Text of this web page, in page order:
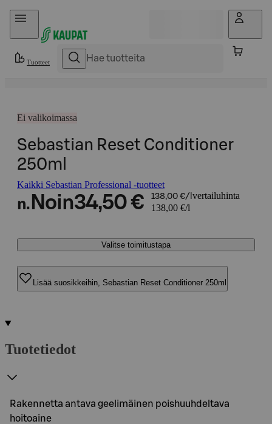
Hyppää sisältöön
Tuotteet
Ei valikoimassa
Sebastian Reset Conditioner
250ml
Kaikki Sebastian Professional -tuotteet
n. Noin34,50 € 138,00 €/l vertailuhinta
138,00 €/l
Valitse toimitustapa
Lisää suosikkeihin, Sebastian Reset Conditioner 250ml
Tuotetiedot
Rakennetta antava geelimäinen poishuuhdeltava
hoitoaine